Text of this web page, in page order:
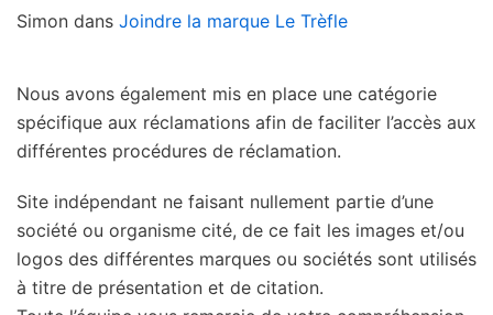
Simon dans Joindre la marque Le Trèfle
Nous avons également mis en place une catégorie
spécifique aux réclamations afin de faciliter l’accès aux
différentes procédures de réclamation.
Site indépendant ne faisant nullement partie d’une
société ou organisme cité, de ce fait les images et/ou
logos des différentes marques ou sociétés sont utilisés
à titre de présentation et de citation.